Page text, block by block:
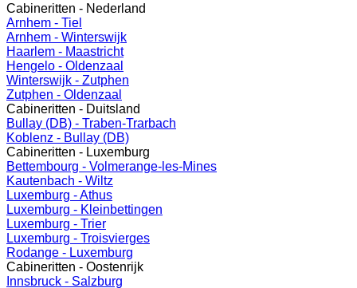
Cabineritten - Nederland
Arnhem - Tiel
Arnhem - Winterswijk
Haarlem - Maastricht
Hengelo - Oldenzaal
Winterswijk - Zutphen
Zutphen - Oldenzaal
Cabineritten - Duitsland
Bullay (DB) - Traben-Trarbach
Koblenz - Bullay (DB)
Cabineritten - Luxemburg
Bettembourg - Volmerange-les-Mines
Kautenbach - Wiltz
Luxemburg - Athus
Luxemburg - Kleinbettingen
Luxemburg - Trier
Luxemburg - Troisvierges
Rodange - Luxemburg
Cabineritten - Oostenrijk
Innsbruck - Salzburg